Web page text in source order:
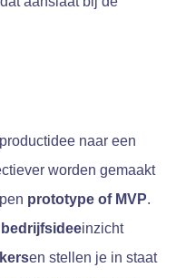
naar een
worden gemaakt
prototype of MVP.
bedrijfsideeinzicht
en stellen je in staat